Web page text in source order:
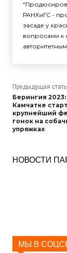
РАНХиГС -
засаде у
вопросами к
Предыдущая
Берингия 2023:
Камчатке
крупнейший
гонок на
упряжках
НОВОСТИ
МЫ В